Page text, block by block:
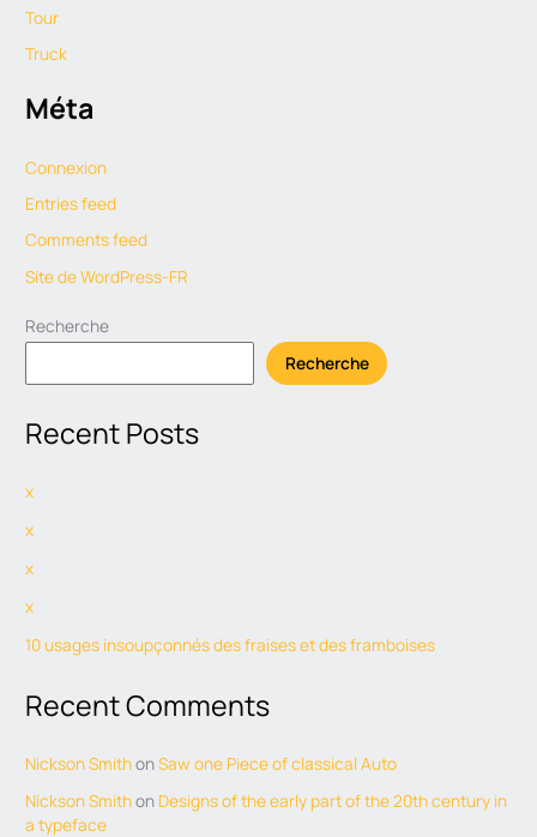
Tour
Truck
Méta
Connexion
Entries feed
Comments feed
Site de WordPress-FR
Recherche
Recherche
Recent Posts
x
x
x
x
10 usages insoupçonnés des fraises et des framboises
Recent Comments
Nickson SmithonSaw one Piece of classical Auto
Nickson Smithon Designs of the early part of the 20th century in
a typeface